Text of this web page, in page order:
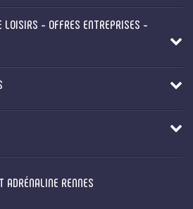
LOISIRS - OFFRES ENTREPRISES -
ADRÉNALINE RENNES